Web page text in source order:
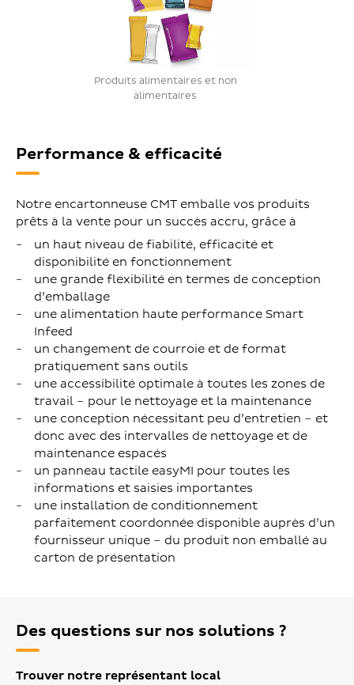
Produits alimentaires et non
alimentaires
Performance & efficacité
Notre encartonneuse CMT emballe vos produits
prêts à la vente pour un succès accru, grâce à
un haut niveau de fiabilité, efficacité et
disponibilité en fonctionnement
une grande flexibilité en termes de conception
d’emballage
une alimentation haute performance Smart
Infeed
un changement de courroie et de format
pratiquement sans outils
une accessibilité optimale à toutes les zones de
travail – pour le nettoyage et la maintenance
une conception nécessitant peu d’entretien – et
donc avec des intervalles de nettoyage et de
maintenance espacés
un panneau tactile easyMI pour toutes les
informations et saisies importantes
une installation de conditionnement
parfaitement coordonnée disponible auprès d’un
fournisseur unique – du produit non emballé au
carton de présentation
Des questions sur nos solutions ?
Trouver notre représentant local